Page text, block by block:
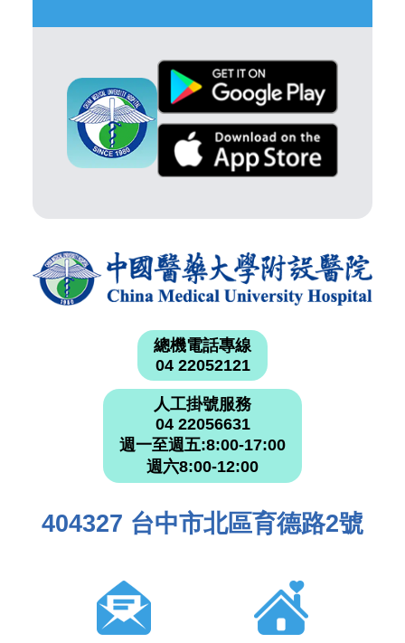
總機電話專線
04 22052121
人工掛號服務
04 22056631
週一至週五:8:00-17:00
週六8:00-12:00
404327 台中市北區育德路2號